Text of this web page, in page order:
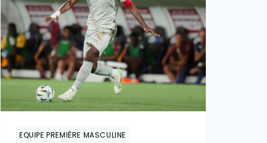
EQUIPE PREMIÈRE MASCULINE